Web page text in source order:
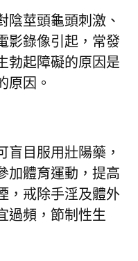
陰莖頭龜頭刺激、
影錄像引起，常發
勃起障礙的原因是
原因。
目服用壯陽藥，
加體育運動，提高
，戒除手淫及體外
過頻，節制性生